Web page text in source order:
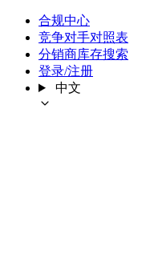
合规中心
竞争对手对照表
分销商库存搜索
登录/注册
中文